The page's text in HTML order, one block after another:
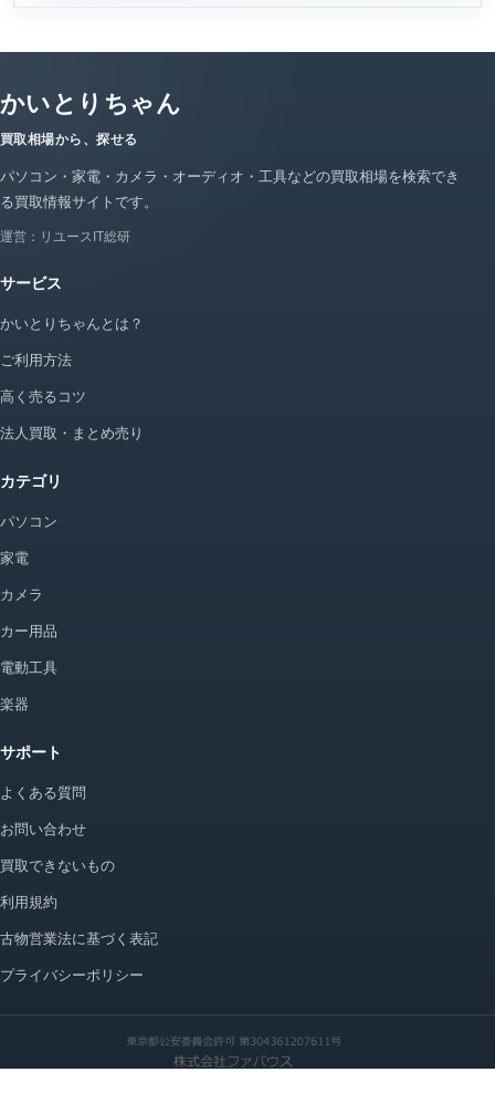
かいとりちゃん
買取相場から、探せる
パソコン・家電・カメラ・オーディオ・工具などの買取相場を検索でき
る買取情報サイトです。
運営：リユースIT総研
サービス
かいとりちゃんとは？
ご利用方法
高く売るコツ
法人買取・まとめ売り
カテゴリ
パソコン
家電
カメラ
カー用品
電動工具
楽器
サポート
よくある質問
お問い合わせ
買取できないもの
利用規約
古物営業法に基づく表記
プライバシーポリシー